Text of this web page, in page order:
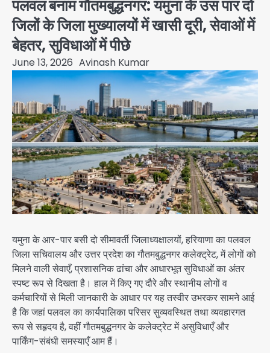
पलवल बनाम गौतमबुद्धनगर: यमुना के उस पार दो
जिलों के जिला मुख्यालयों में खासी दूरी, सेवाओं में
बेहतर, सुविधाओं में पीछे
June 13, 2026 Avinash Kumar
यमुना के आर-पार बसी दो सीमावर्ती जिलाध्यक्षालयों, हरियाणा का पलवल
जिला सचिवालय और उत्तर प्रदेश का गौतमबुद्धनगर कलेक्ट्रेट, में लोगों को
मिलने वाली सेवाएँ, प्रशासनिक ढांचा और आधारभूत सुविधाओं का अंतर
स्पष्ट रूप से दिखता है। हाल में किए गए दौरे और स्थानीय लोगों व
कर्मचारियों से मिली जानकारी के आधार पर यह तस्वीर उभरकर सामने आई
है कि जहां पलवल का कार्यपालिका परिसर सुव्यवस्थित तथा व्यवहारगत
रूप से सहृदय है, वहीं गौतमबुद्धनगर के कलेक्ट्रेट में असुविधाएँ और
पार्किंग-संबंधी समस्याएँ आम हैं।